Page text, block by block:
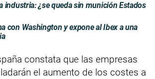
industria: ¿se queda sin munición Estados
con Washington y expone al Ibex a una
constata que las empresas
el aumento de los costes a